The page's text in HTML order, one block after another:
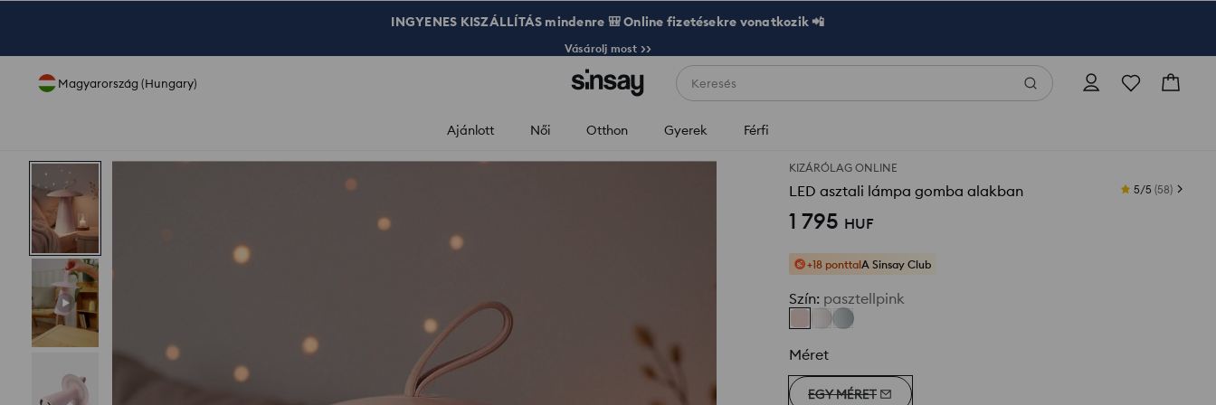
INGYENES KISZÁLLÍTÁS mindenre 🎒 Online fizetésekre vonatkozik 📲
Vásárolj most >>
Magyarország (Hungary) Keresés
Ajánlott Női Otthon Gyerek Férfi
KIZÁRÓLAG ONLINE
LED asztali lámpa gomba alakban 5/5 (58)
1 795 HUF
+18 ponttalA Sinsay Club
Szín: pasztellpink
Méret
EGY MÉRET